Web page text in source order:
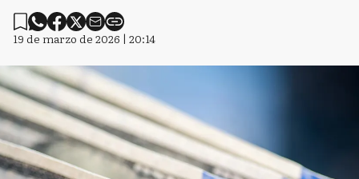
19 de marzo de 2026 | 20:14